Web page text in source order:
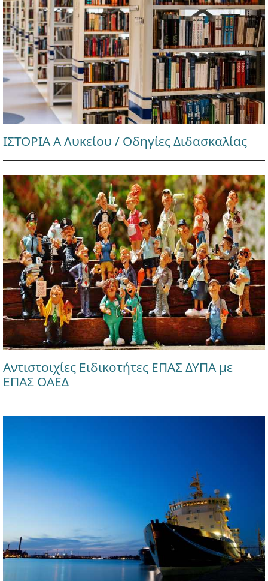
ΙΣΤΟΡΙΑ Α Λυκείου / Οδηγίες Διδασκαλίας
Αντιστοιχίες Ειδικοτήτες ΕΠΑΣ ΔΥΠΑ με
ΕΠΑΣ ΟΑΕΔ